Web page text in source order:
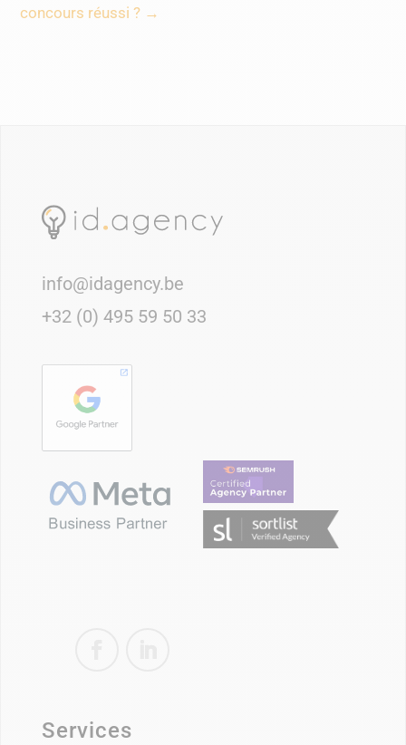
concours réussi ? →
info@idagency.be
+32 (0) 495 59 50 33
Services